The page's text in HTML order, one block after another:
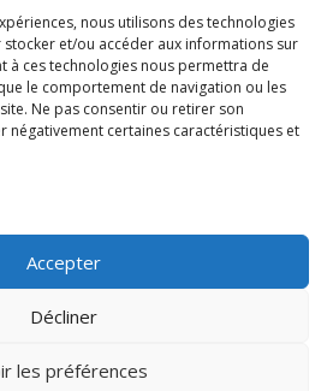
nous utilisons des technologies
et/ou accéder aux informations sur
à ces technologies nous permettra de
le comportement de navigation ou les
Ne pas consentir ou retirer son
négativement certaines caractéristiques et
Accepter
Décliner
les préférences
de ville de Pietra di Verde
Le village
Pietra di Verde
Di Verde – Réalisation